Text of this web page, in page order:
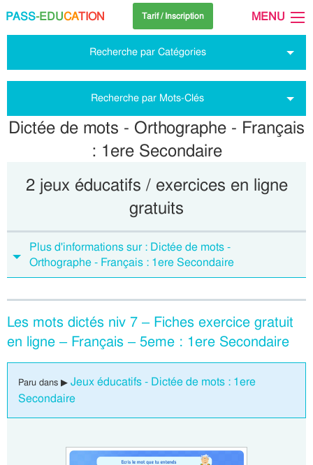
PASS-EDUCATION Tarif / Inscription MENU
Recherche par Catégories
Recherche par Mots-Clés
Dictée de mots - Orthographe - Français
: 1ere Secondaire
2 jeux éducatifs / exercices en ligne
gratuits
Plus d'informations sur : Dictée de mots -
Orthographe - Français : 1ere Secondaire
Les mots dictés niv 7 – Fiches exercice gratuit
en ligne – Français – 5eme : 1ere Secondaire
Paru dans ▶ Jeux éducatifs - Dictée de mots : 1ere
Secondaire